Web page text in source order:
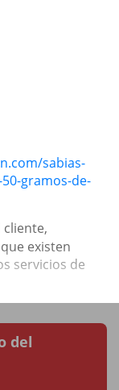
sabias-
gramos-de-
cliente,
existen
servicios de
del